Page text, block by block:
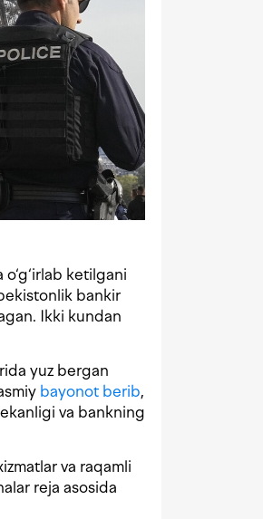
ketilgani
bankir
Ikki kundan
yuz bergan
bayonot berib,
va bankning
va raqamli
reja asosida